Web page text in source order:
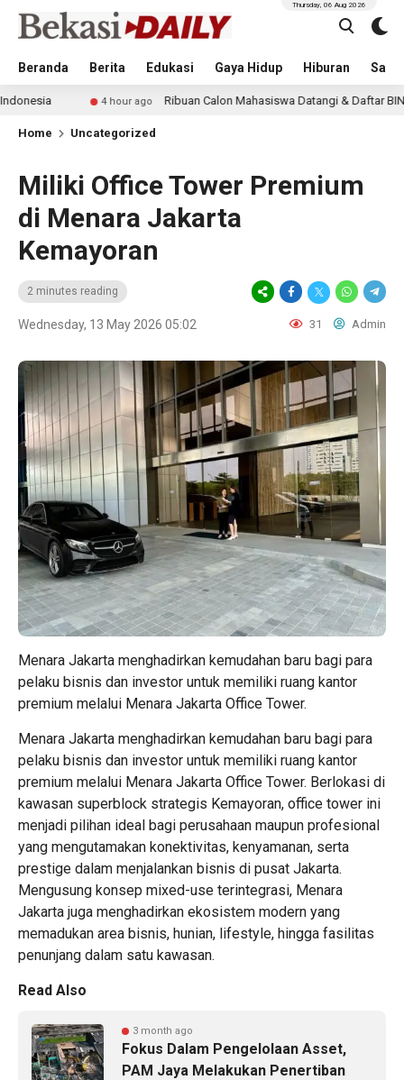
Beranda Berita Edukasi Gaya Hidup Hiburan
Thursday, 06 Aug 2026
4 hour ago Ribuan Calon Mahasiswa Datangi & Daftar BINUS
Home Uncategorized
Miliki Office Tower Premium
di Menara Jakarta
Kemayoran
2 minutes reading
Wednesday, 13 May 2026 05:02 31 Admin
Menara Jakarta menghadirkan kemudahan baru bagi para
pelaku bisnis dan investor untuk memiliki ruang kantor
premium melalui Menara Jakarta Office Tower.
Menara Jakarta menghadirkan kemudahan baru bagi para
pelaku bisnis dan investor untuk memiliki ruang kantor
premium melalui Menara Jakarta Office Tower. Berlokasi di
kawasan superblock strategis Kemayoran, office tower ini
menjadi pilihan ideal bagi perusahaan maupun profesional
yang mengutamakan konektivitas, kenyamanan, serta
prestige dalam menjalankan bisnis di pusat Jakarta.
Mengusung konsep mixed-use terintegrasi, Menara
Jakarta juga menghadirkan ekosistem modern yang
memadukan area bisnis, hunian, lifestyle, hingga fasilitas
penunjang dalam satu kawasan.
Read Also
3 month ago
Fokus Dalam Pengelolaan Asset,
PAM Jaya Melakukan Penertiban